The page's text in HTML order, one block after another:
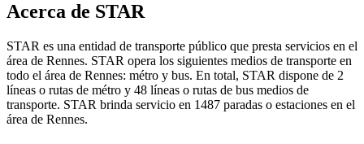
Acerca de STAR
STAR es una entidad de transporte público que presta servicios en el
área de Rennes. STAR opera los siguientes medios de transporte en
todo el área de Rennes: métro y bus. En total, STAR dispone de 2
líneas o rutas de métro y 48 líneas o rutas de bus medios de
transporte. STAR brinda servicio en 1487 paradas o estaciones en el
área de Rennes.